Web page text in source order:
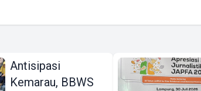
Antisipasi
Kemarau, BBWS